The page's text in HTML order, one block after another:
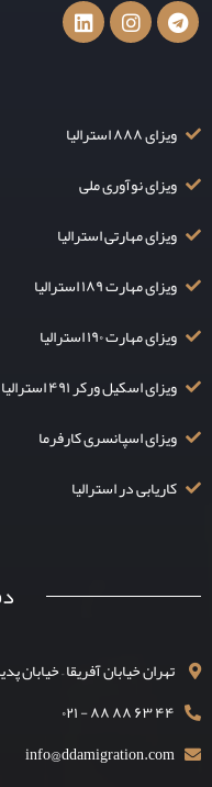
ویزای ۸۸۸ استرالیا
ویزای نوآوری ملی
ویزای مهارتی استرالیا
ویزای مهارت ۱۸۹ استرالیا
ویزای مهارت ۱۹۰ استرالیا
ویزای اسکیل ورکر ۴۹۱ استرالیا
ویزای اسپانسری کارفرما
کاریابی در استرالیا
تهران خیابان آفریقا – خیابان
۴۴ ۶۳ ۸۸ ۸۸ - ۰۲۱
info@ddamigration.com